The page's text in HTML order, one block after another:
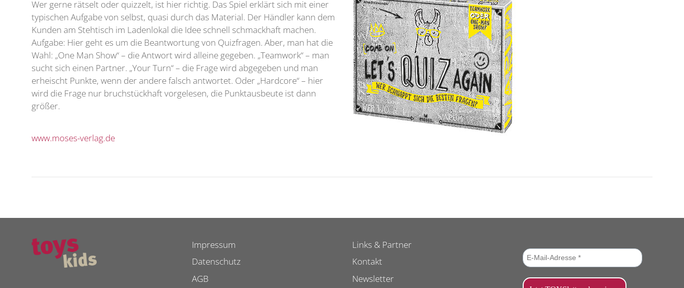
Wer gerne rätselt oder quizzelt, ist hier richtig. Das Spiel erklärt sich mit einer
typischen Aufgabe von selbst, quasi durch das Material. Der Händler kann dem
Kunden am Stehtisch im Ladenlokal die Idee schnell schmackhaft machen.
Aufgabe: Hier geht es um die Beantwortung von Quizfragen. Aber, man hat die
Wahl: „One Man Show“ – die Antwort wird alleine gegeben. „Teamwork“ – man
sucht sich einen Partner. „Your Turn“ – die Frage wird abgegeben und man
erheischt Punkte, wenn der andere falsch antwortet. Oder „Hardcore“ – hier
wird die Frage nur bruchstückhaft vorgelesen, die Punktausbeute ist dann
größer.
www.moses-verlag.de
Impressum
Datenschutz
AGB
Links & Partner
Kontakt
Newsletter